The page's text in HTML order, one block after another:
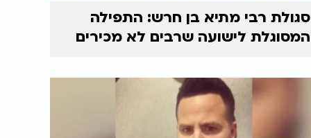
סגולת רבי מתיא בן חרש: התפילה
המסוגלת לישועה שרבים לא מכירים